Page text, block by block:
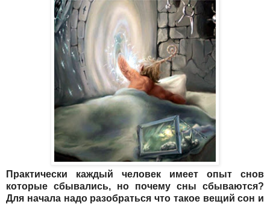
Практически каждый человек имеет опыт снов
которые сбывались, но почему сны сбываются?
Для начала надо разобраться что такое вещий сон и